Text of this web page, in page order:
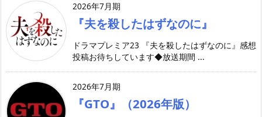
2026年7月期
『夫を殺したはずなのに』
ドラマプレミア23 『夫を殺したはずなのに』感想
投稿お待ちしています◆放送期間 ...
2026年7月期
『GTO』（2026年版）